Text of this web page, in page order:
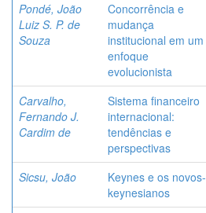
Pondé, João
Luiz S. P. de
Souza
Concorrência e
mudança
institucional em um
enfoque
evolucionista
Carvalho,
Fernando J.
Cardim de
Sistema financeiro
internacional:
tendências e
perspectivas
Sicsu, João
Keynes e os novos-
keynesianos